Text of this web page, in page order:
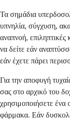
Τα σημάδια
υπνηλία, σύγχυση,
αναπνοή,
να δείτε εάν
εάν έχετε πάρει
Για την αποφυγή
σας στο αρχικό του
χρησιμοποιήσετε
φάρμακα. Εάν